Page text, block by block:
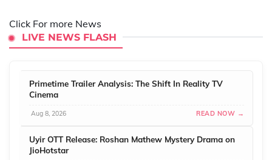
Click For more News
LIVE NEWS FLASH
Primetime Trailer Analysis: The Shift In Reality TV
Cinema
Aug 8, 2026 READ NOW →
Uyir OTT Release: Roshan Mathew Mystery Drama on
JioHotstar